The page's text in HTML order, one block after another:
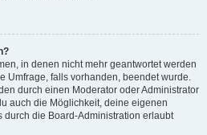
in denen nicht mehr geantwortet werden
Umfrage, falls vorhanden, beendet wurde.
durch einen Moderator oder Administrator
auch die Möglichkeit, deine eigenen
durch die Board-Administration erlaubt